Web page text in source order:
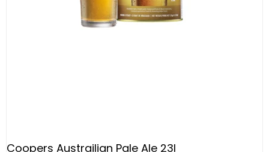
Coopers Austrailian Pale Ale 23l